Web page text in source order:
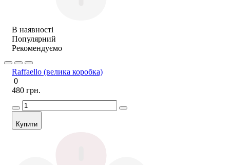
В наявності
Популярний
Рекомендуємо
Raffaello (велика коробка)
0
480 грн.
Купити